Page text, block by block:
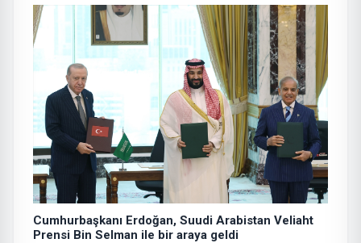
Cumhurbaşkanı Erdoğan, Suudi Arabistan Veliaht
Prensi Bin Selman ile bir araya geldi